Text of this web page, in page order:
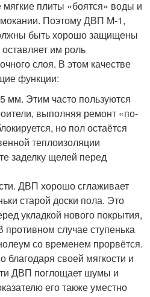
плиты «боятся» воды и
Поэтому ДВП М-1,
быть хорошо защищены
им роль
слоя. В этом качестве
функции:
мм. Этим часто пользуются
выполняя ремонт «по-
но пол остаётся
теплоизоляции
заделку щелей перед
ДВП хорошо сглаживает
старой доски пола. Это
укладкой нового покрытия,
случае ступенька
со временем прорвётся.
своей мягкости и
ДВП поглощает шумы и
его также уместно